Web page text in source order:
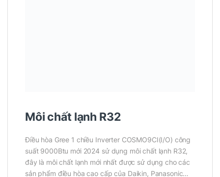
Môi chất lạnh R32
Điều hòa Gree 1 chiều Inverter COSMO9CI(I/O) công
suất 9000Btu mới 2024 sử dụng môi chất lạnh R32,
đây là môi chất lạnh mới nhất được sử dụng cho các
sản phẩm điều hòa cao cấp của Daikin, Panasonic…